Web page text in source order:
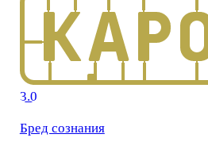
3.0
Бред сознания